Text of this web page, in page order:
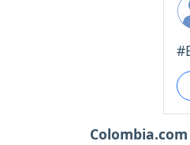
Colombia.com